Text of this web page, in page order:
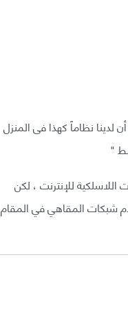
لدينا نظاماً كهذا فى المنزل
"
للإنترنت ، لكن
شبكات المقاهي في المقام